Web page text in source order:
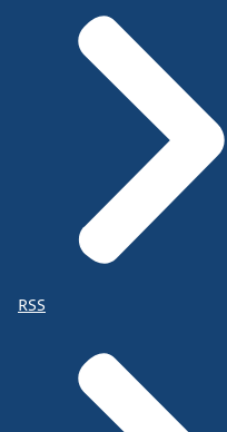
RSS